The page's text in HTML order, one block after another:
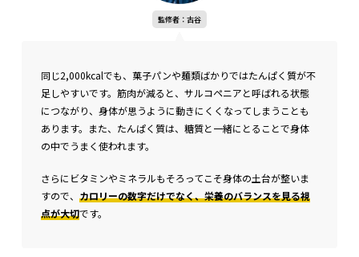
監修者：古谷
同じ2,000kcalでも、菓子パンや麺類ばかりではたんぱく質が不
足しやすいです。筋肉が減ると、サルコペニアと呼ばれる状態
につながり、身体が思うように動きにくくなってしまうことも
あります。また、たんぱく質は、糖質と一緒にとることで身体
の中でうまく使われます。
さらにビタミンやミネラルもそろってこそ身体の土台が整いま
すので、 カロリーの数字だけでなく、栄養のバランスを見る視
点が大切です。